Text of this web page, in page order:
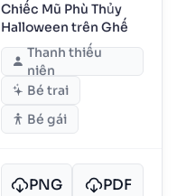
Chiếc Mũ Phù Thủy
Halloween trên Ghế
Thanh thiếu
niên
Bé trai
Bé gái
PNG PDF